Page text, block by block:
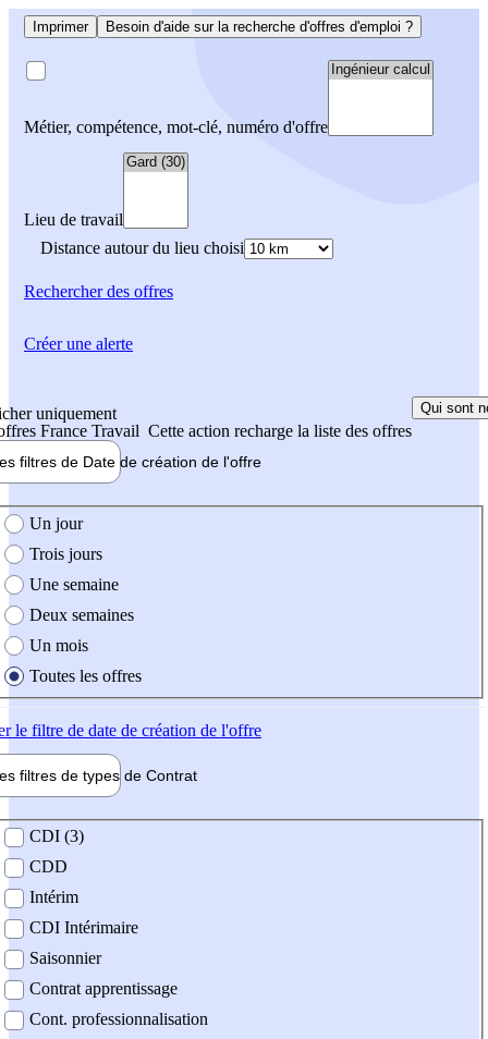
Imprimer Besoin d'aide sur la recherche d'offres d'emploi ?
Métier, compétence, mot-clé, numéro d'offre
Lieu de travail
Distance autour du lieu choisi
Rechercherdes offres
uniquement
France Travail Cette action recharge la liste des offres
Qui sont
filtres de Date de création de l'offre
création de l'offre
Un jour
Trois jours
Une semaine
Deux semaines
Un mois
Toutes les offres
le filtre de date de création de l'offre
filtres de types de Contrat
contrat
CDI (3)
CDD
Intérim
CDI Intérimaire
Saisonnier
Contrat apprentissage
Cont. professionnalisation
Créer une alerte